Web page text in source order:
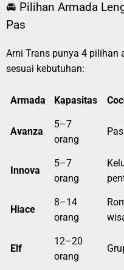
🚘 Pilihan Armada
Pas
Arni Trans punya 4 pilihan
sesuai kebutuhan:
Armada Kapasitas
Avanza
5–7
orang
Innova
5–7
orang
Hiace
8–14
orang
Elf
12–20
orang